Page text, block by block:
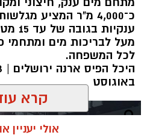
כ־4,000 מ"ר המציע
מעל לבריכות מים ומתחמי
לכל המשפחה.
באוגוסט
קרא
אולי יעניין